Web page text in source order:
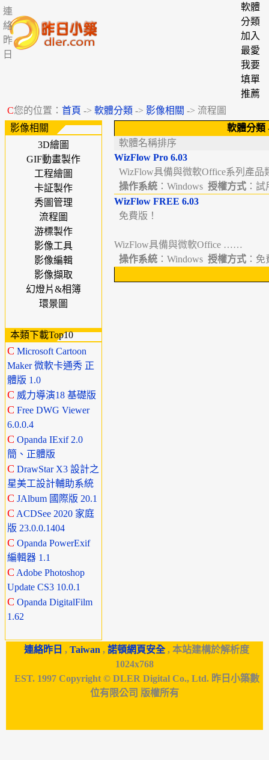
連
絡
昨
日
軟體
分類
加入
最愛
我要
填單
推薦
C您的位置： 首頁 -> 軟體分類 -> 影像相關 -> 流程圖
影像相關
3D繪圖
GIF動畫製作
工程繪圖
卡証製作
秀圖管理
流程圖
游標製作
影像工具
影像編輯
影像擷取
幻燈片&相簿
環景圖
本類下載Top10
C Microsoft Cartoon
Maker 微軟卡通秀 正
體版 1.0
C 威力導演18 基礎版
C Free DWG Viewer
6.0.0.4
C Opanda IExif 2.0
簡、正體版
C DrawStar X3 設計之
星美工設計輔助系統
C JAlbum 國際版 20.1
C ACDSee 2020 家庭
版 23.0.0.1404
C Opanda PowerExif
編輯器 1.1
C Adobe Photoshop
Update CS3 10.0.1
C Opanda DigitalFilm
1.62
軟體分類
軟體名稱排序
WizFlow Pro 6.03
WizFlow具備與微軟Office系列產
操作系統 ：Windows 授權方式 ：
WizFlow FREE 6.03
免費版！
WizFlow具備與微軟Office ……
操作系統 ：Windows 授權方式 ：
連絡昨日 , Taiwan , 諾頓網頁安全, 本站建構於解析度
1024x768
EST. 1997 Copyright © DLER Digital Co., Ltd. 昨日小築數
位有限公司 版權所有